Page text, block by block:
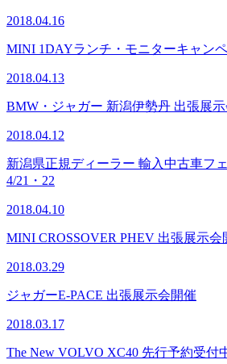
2018.04.16
MINI 1DAYランチ・モニターキャン
2018.04.13
BMW・ジャガー 新潟伊勢丹 出張展示
2018.04.12
新潟県正規ディーラー 輸入中古車フ
4/21・22
2018.04.10
MINI CROSSOVER PHEV 出張展示会
2018.03.29
ジャガーE-PACE 出張展示会開催
2018.03.17
The New VOLVO XC40 先行予約受付